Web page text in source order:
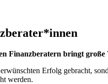
Finanzberatern bringt große
Erfolg gebracht,
werden.